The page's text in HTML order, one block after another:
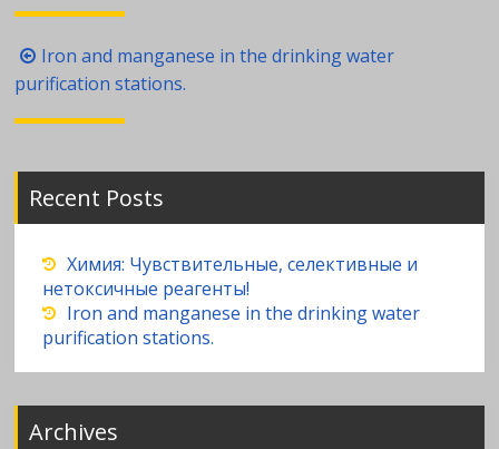
Навигация
по
записям
Iron and manganese in the drinking water
purification stations.
Recent Posts
Химия: Чувствительные, селективные и
нетоксичные реагенты!
Iron and manganese in the drinking water
purification stations.
Archives